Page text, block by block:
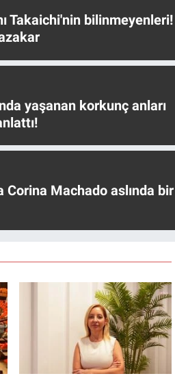
Takaichi'nin bilinmeyenleri!
yaşanan korkunç anları
Corina Machado aslında bir